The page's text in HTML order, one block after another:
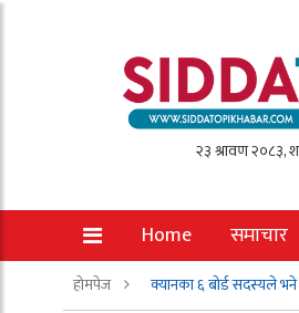
Home समाचार
होमपेज क्यानका ६ बोर्ड सदस्यले भने